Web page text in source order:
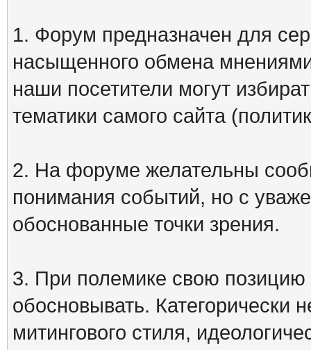
1. Форум предназначен для
насыщенного обмена
наши посетители могут
тематики самого сайта
2. На форуме желательны
понимания событий, но с
обоснованные точки зрения.
3. При полемике свою
обосновывать. Категорически
митингового стиля,